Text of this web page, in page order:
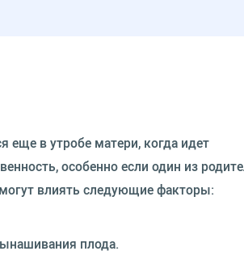
еще в утробе матери, когда идет
особенно если один из
влиять следующие факторы:
плода.